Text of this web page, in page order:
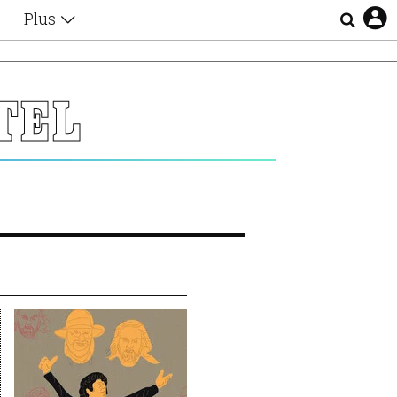
Plus
Αφιερώματα
Ζώδια
Lgbtqi+